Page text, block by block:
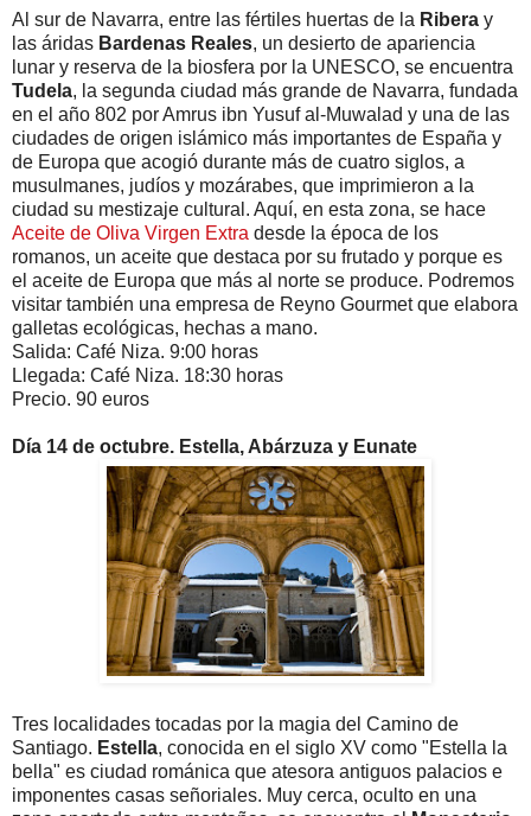
Al sur de Navarra, entre las fértiles huertas de la Ribera y
las áridas Bardenas Reales, un desierto de apariencia
lunar y reserva de la biosfera por la UNESCO, se encuentra
Tudela, la segunda ciudad más grande de Navarra, fundada
en el año 802 por Amrus ibn Yusuf al-Muwalad y una de las
ciudades de origen islámico más importantes de España y
de Europa que acogió durante más de cuatro siglos, a
musulmanes, judíos y mozárabes, que imprimieron a la
ciudad su mestizaje cultural. Aquí, en esta zona, se hace
Aceite de Oliva Virgen Extra desde la época de los
romanos, un aceite que destaca por su frutado y porque es
el aceite de Europa que más al norte se produce. Podremos
visitar también una empresa de Reyno Gourmet que elabora
galletas ecológicas, hechas a mano.
Salida: Café Niza. 9:00 horas
Llegada: Café Niza. 18:30 horas
Precio. 90 euros
Día 14 de octubre. Estella, Abárzuza y Eunate
Tres localidades tocadas por la magia del Camino de
Santiago. Estella, conocida en el siglo XV como "Estella la
bella" es ciudad románica que atesora antiguos palacios e
imponentes casas señoriales. Muy cerca, oculto en una